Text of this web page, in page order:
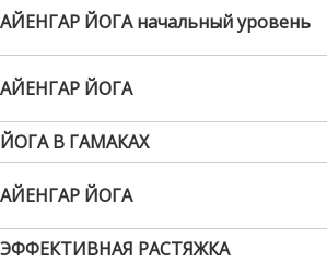
АЙЕНГАР ЙОГА начальный уровень
АЙЕНГАР ЙОГА
ЙОГА В ГАМАКАХ
АЙЕНГАР ЙОГА
ЭФФЕКТИВНАЯ РАСТЯЖКА